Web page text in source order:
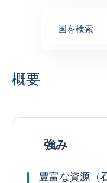
国を検索
概要
強み
豊富な資源（